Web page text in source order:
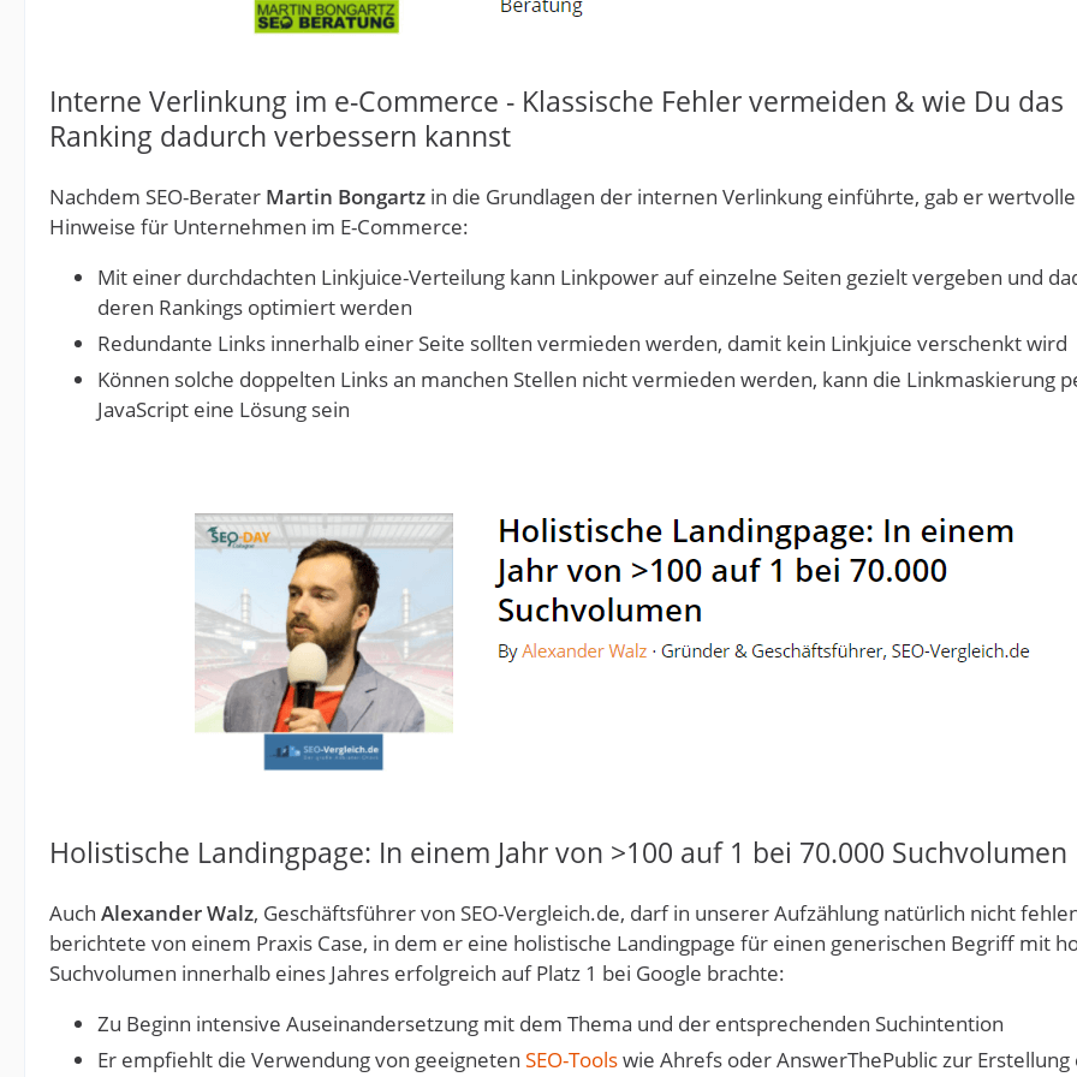
Interne Verlinkung im e-Commerce - Klassische Fehler vermeiden & wie Du das
Ranking dadurch verbessern kannst
Nachdem SEO-Berater Martin Bongartz in die Grundlagen der internen Verlinkung einführte, gab er wertvolle
Hinweise für Unternehmen im E-Commerce:
Mit einer durchdachten Linkjuice-Verteilung kann Linkpower auf einzelne Seiten gezielt vergeben und
deren Rankings optimiert werden
Redundante Links innerhalb einer Seite sollten vermieden werden, damit kein Linkjuice verschenkt wird
Können solche doppelten Links an manchen Stellen nicht vermieden werden, kann die Linkmaskierung
JavaScript eine Lösung sein
Holistische Landingpage: In einem Jahr von >100 auf 1 bei 70.000 Suchvolumen
Auch Alexander Walz, Geschäftsführer von SEO-Vergleich.de, darf in unserer Aufzählung natürlich nicht
berichtete von einem Praxis Case, in dem er eine holistische Landingpage für einen generischen Begriff mit
Suchvolumen innerhalb eines Jahres erfolgreich auf Platz 1 bei Google brachte:
Zu Beginn intensive Auseinandersetzung mit dem Thema und der entsprechenden Suchintention
Er empfiehlt die Verwendung von geeigneten SEO-Toolswie Ahrefs oder AnswerThePublic zur